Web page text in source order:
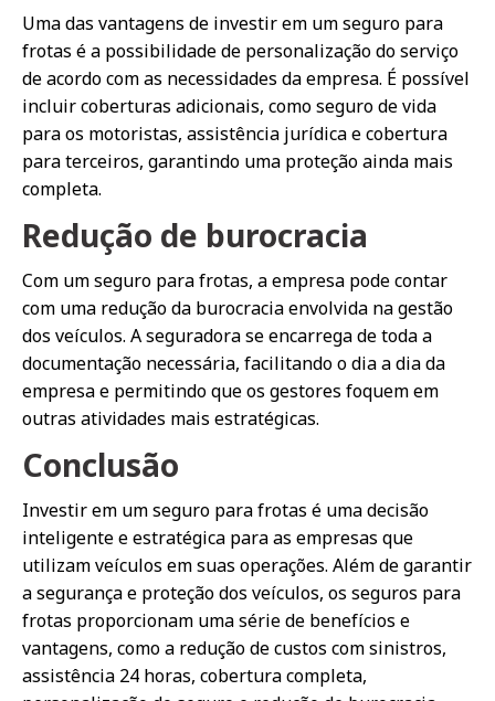
Uma das vantagens de investir em um seguro para
frotas é a possibilidade de personalização do serviço
de acordo com as necessidades da empresa. É possível
incluir coberturas adicionais, como seguro de vida
para os motoristas, assistência jurídica e cobertura
para terceiros, garantindo uma proteção ainda mais
completa.
Redução de burocracia
Com um seguro para frotas, a empresa pode contar
com uma redução da burocracia envolvida na gestão
dos veículos. A seguradora se encarrega de toda a
documentação necessária, facilitando o dia a dia da
empresa e permitindo que os gestores foquem em
outras atividades mais estratégicas.
Conclusão
Investir em um seguro para frotas é uma decisão
inteligente e estratégica para as empresas que
utilizam veículos em suas operações. Além de garantir
a segurança e proteção dos veículos, os seguros para
frotas proporcionam uma série de benefícios e
vantagens, como a redução de custos com sinistros,
assistência 24 horas, cobertura completa,